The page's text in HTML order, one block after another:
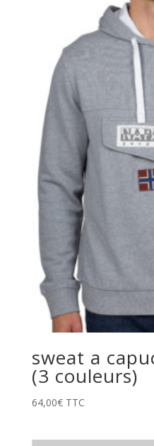
sweat a
(3 couleurs)
64,00€ TTC